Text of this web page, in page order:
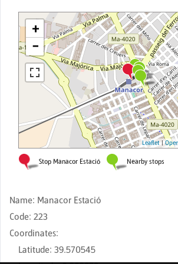
Name: Manacor Estació
Code: 223
Coordinates:
Latitude: 39.570545